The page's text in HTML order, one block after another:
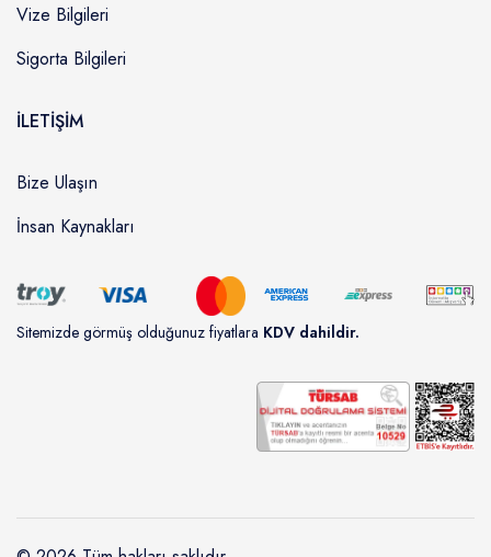
Vize Bilgileri
Sigorta Bilgileri
İLETİŞİM
Bize Ulaşın
İnsan Kaynakları
Sitemizde görmüş olduğunuz fiyatlara KDV dahildir.